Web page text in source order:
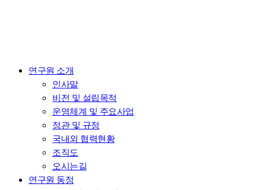
연구원 소개
인사말
비전 및 설립목적
운영체계 및 주요사업
정관 및 규정
국내외 협력현황
조직도
오시는길
연구원 동정